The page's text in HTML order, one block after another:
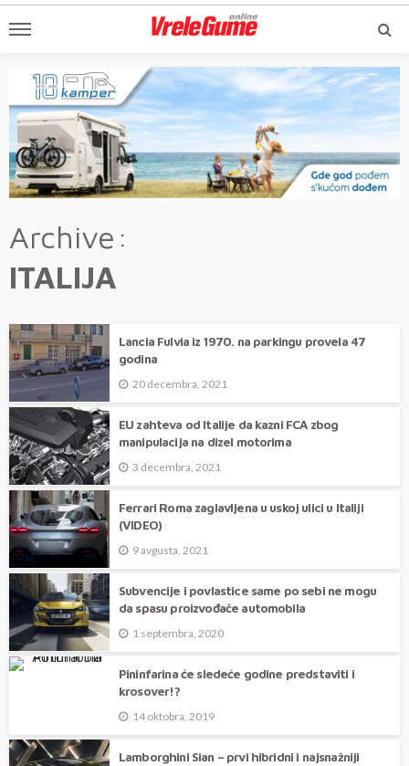
Archive
ITALIJA
Lancia Fulvia iz 1970. na parkingu provela 47
godina
20 decembra, 2021
EU zahteva od Italije da kazni FCA zbog
manipulacija na dizel motorima
3 decembra, 2021
Ferrari Roma zaglavljena u uskoj ulici u Italiji
(VIDEO)
9 avgusta, 2021
Subvencije i povlastice same po sebi ne mogu
da spasu proizvođače automobila
1 septembra, 2020
Pininfarina će sledeće godine predstaviti i
krosover!?
14 oktobra, 2019
Lamborghini Sian – prvi hibridni i najsnažniji